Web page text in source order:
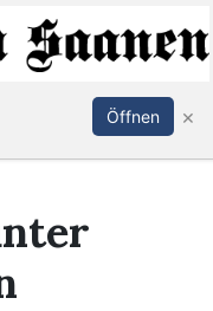
Anmelden
Öffnen ×